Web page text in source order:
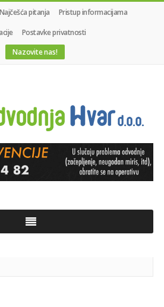
Najčešća pitanja
Pristup informacijama
Postavke privatnosti
Nazovite nas!